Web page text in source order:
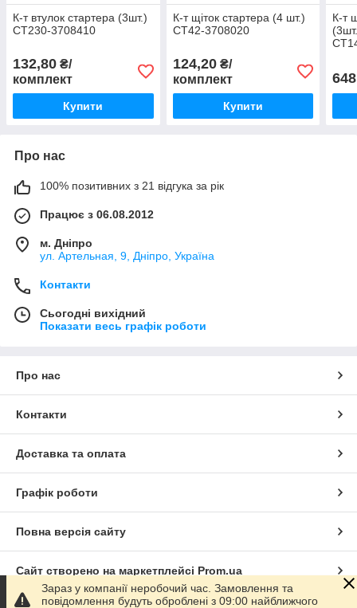
К-т втулок стартера (3шт.)
СТ230-3708410
132,80 ₴/
комплект
Купити
К-т щіток стартера (4 шт.)
СТ42-3708020
124,20₴/
комплект
Купити
К-т
648
Про нас
100% позитивних з 21 відгука за рік
Працює з 06.08.2012
м. Дніпро
ул. Артельная, 9, Дніпро, Україна
Контакти
Сьогодні вихідний
Показати весь графік роботи
Про нас
Контакти
Доставка та оплата
Графік роботи
Повна версія сайту
Сайт створено на маркетплейсі Prom.ua
Зараз у компанії неробочий час. Замовлення та
повідомлення будуть оброблені з 09:00 найближчого